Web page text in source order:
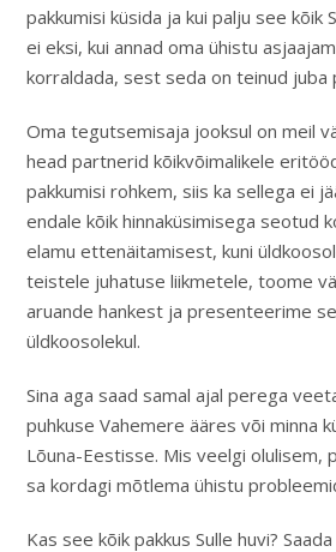
pakkumisi küsida ja kui palju see kõik
ei eksi, kui annad oma ühistu
korraldada, sest seda on teinud juba
Oma tegutsemisaja jooksul on meil
head partnerid kõikvõimalikele
pakkumisi rohkem, siis ka sellega ei
endale kõik hinnaküsimisega seotud
elamu ettenäitamisest, kuni
teistele juhatuse liikmetele, toome
aruande hankest ja presenteerime
üldkoosolekul.
Sina aga saad samal ajal perega
puhkuse Vahemere ääres või minna
Lõuna-Eestisse. Mis veelgi olulisem,
sa kordagi mõtlema ühistu
Kas see kõik pakkus Sulle huvi?